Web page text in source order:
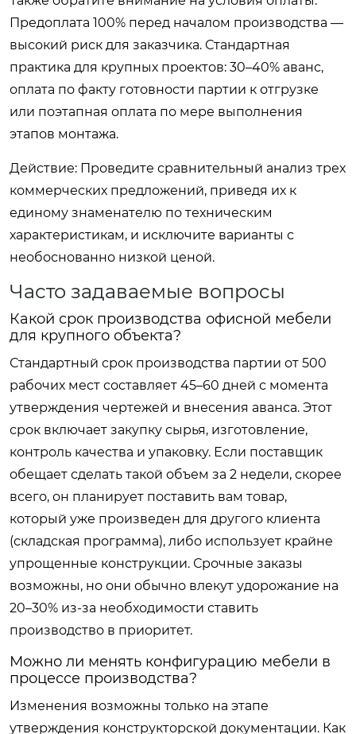
Предоплата 100% перед началом производства —
высокий риск для заказчика. Стандартная
практика для крупных проектов: 30–40% аванс,
оплата по факту готовности партии к отгрузке
или поэтапная оплата по мере выполнения
этапов монтажа.
Действие: Проведите сравнительный анализ трех
коммерческих предложений, приведя их к
единому знаменателю по техническим
характеристикам, и исключите варианты с
необоснованно низкой ценой.
Часто задаваемые вопросы
Какой срок производства офисной мебели
для крупного объекта?
Стандартный срок производства партии от 500
рабочих мест составляет 45–60 дней с момента
утверждения чертежей и внесения аванса. Этот
срок включает закупку сырья, изготовление,
контроль качества и упаковку. Если поставщик
обещает сделать такой объем за 2 недели, скорее
всего, он планирует поставить вам товар,
который уже произведен для другого клиента
(складская программа), либо использует крайне
упрощенные конструкции. Срочные заказы
возможны, но они обычно влекут удорожание на
20–30% из-за необходимости ставить
производство в приоритет.
Можно ли менять конфигурацию мебели в
процессе производства?
Изменения возможны только на этапе
утверждения конструкторской документации. Как